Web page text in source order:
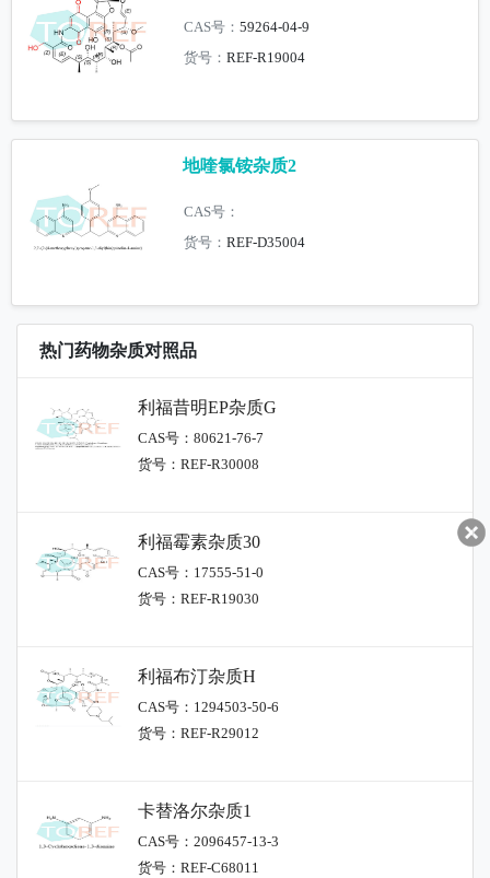
CAS号：59264-04-9
货号：REF-R19004
地喹氯铵杂质2
CAS号：
货号：REF-D35004
热门药物杂质对照品
利福昔明EP杂质G
CAS号：80621-76-7
货号：REF-R30008
利福霉素杂质30
CAS号：17555-51-0
货号：REF-R19030
利福布汀杂质H
CAS号：1294503-50-6
货号：REF-R29012
卡替洛尔杂质1
CAS号：2096457-13-3
货号：REF-C68011